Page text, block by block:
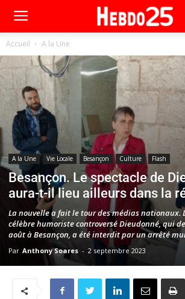
Accueil A la Une
A la Une Vie Locale Besançon Culture Flash
Besançon. Le spectacle de
aura-t-il lieu ailleurs dans la
La nouvelle a fait le tour des médias nationaux.
célèbre humoriste controversé Dieudonné, qui
août à Besançon, a été interdit par un arrêté
Par Anthony Soares - 2 septembre 2023